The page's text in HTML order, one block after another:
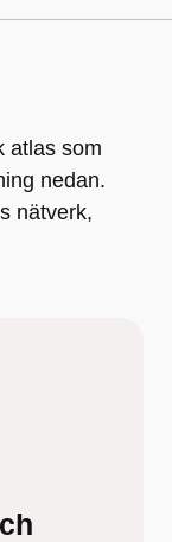
atlas som
nedan.
nätverk,